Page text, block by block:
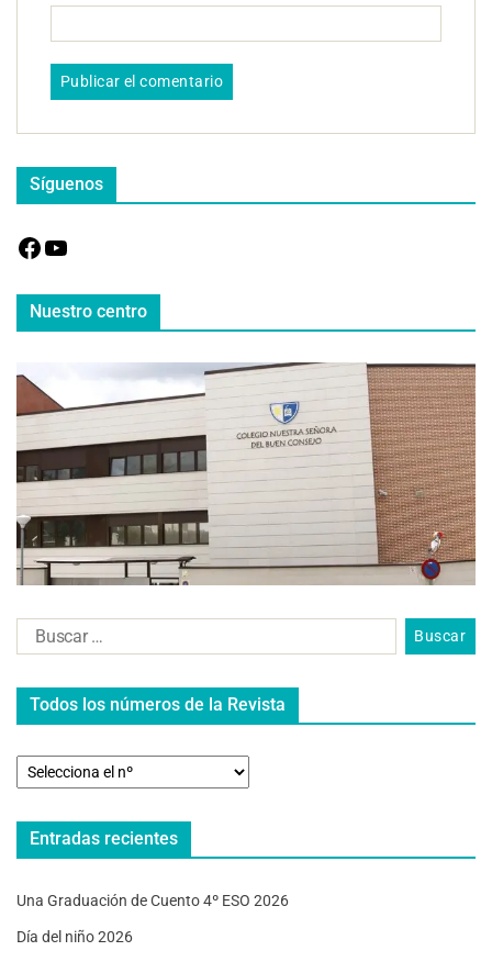
Síguenos
Nuestro centro
Todos los números de la Revista
Entradas recientes
Una Graduación de Cuento 4º ESO 2026
Día del niño 2026